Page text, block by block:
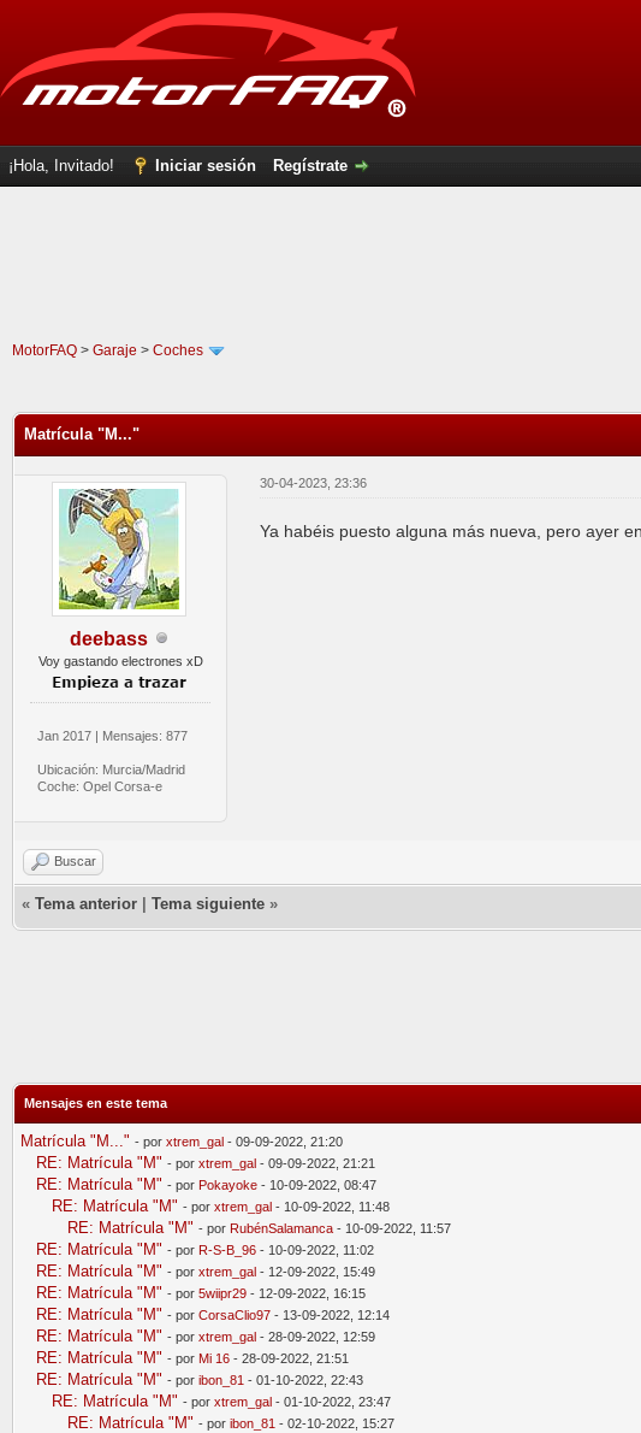
¡Hola, Invitado! Iniciar sesión Regístrate
MotorFAQ > Garaje > Coches
Matrícula "M..."
deebass
Voy gastando electrones xD
Jan 2017 | Mensajes: 877
Ubicación: Murcia/Madrid
Coche: Opel Corsa-e
30-04-2023, 23:36
Ya habéis puesto alguna más nueva, pero ayer
Buscar
« Tema anterior Tema siguiente »
Mensajes en este tema
Matrícula "M..." - por xtrem_gal - 09-09-2022, 21:20
RE: Matrícula "M" - por xtrem_gal - 09-09-2022, 21:21
RE: Matrícula "M" - por Pokayoke - 10-09-2022, 08:47
RE: Matrícula "M" - por xtrem_gal - 10-09-2022, 11:48
RE: Matrícula "M" - por RubénSalamanca - 10-09-2022, 11:57
RE: Matrícula "M" - por R-S-B_96 - 10-09-2022, 11:02
RE: Matrícula "M" - por xtrem_gal - 12-09-2022, 15:49
RE: Matrícula "M" - por 5wiipr29 - 12-09-2022, 16:15
RE: Matrícula "M" - por CorsaClio97 - 13-09-2022, 12:14
RE: Matrícula "M" - por xtrem_gal - 28-09-2022, 12:59
RE: Matrícula "M" - por Mi 16 - 28-09-2022, 21:51
RE: Matrícula "M" - por ibon_81 - 01-10-2022, 22:43
RE: Matrícula "M" - por xtrem_gal - 01-10-2022, 23:47
RE: Matrícula "M" - por ibon_81 - 02-10-2022, 15:27